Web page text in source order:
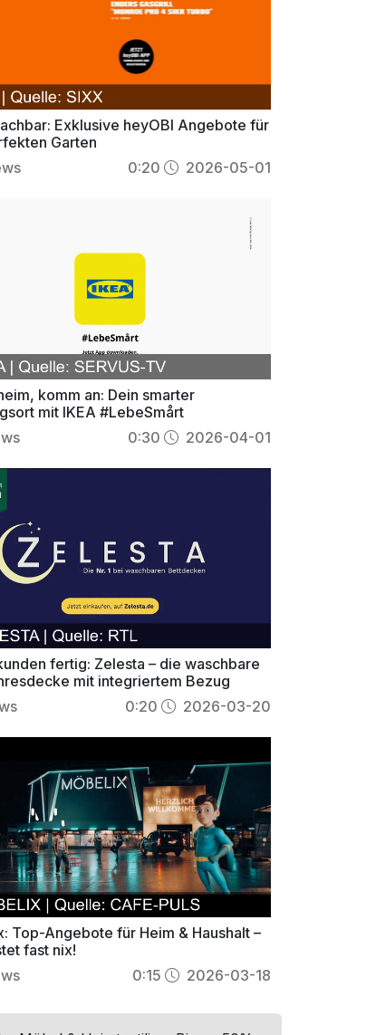
Exklusive heyOBI Angebote für
Garten
0:20 2026-05-01
komm an: Dein smarter
mit IKEA #LebeSmårt
0:30 2026-04-01
fertig: Zelesta – die waschbare
mit integriertem Bezug
0:20 2026-03-20
Top-Angebote für Heim & Haushalt –
fast nix!
0:15 2026-03-18